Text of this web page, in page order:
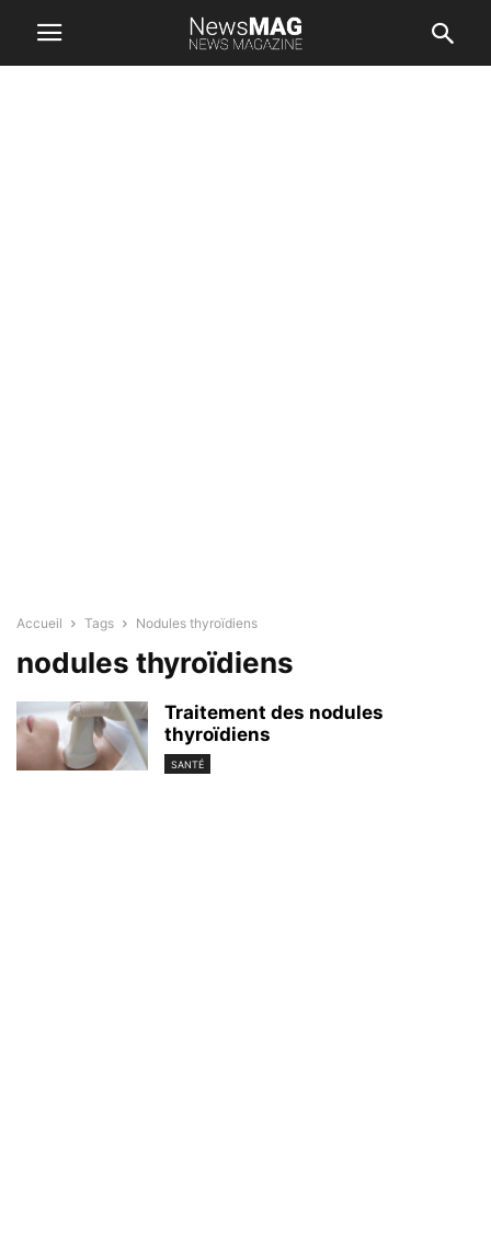
Accueil Tags Nodules thyroïdiens
nodules thyroïdiens
Traitement des nodules
thyroïdiens
SANTÉ